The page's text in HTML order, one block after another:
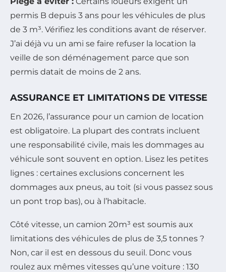
permis B depuis 3 ans pour les véhicules de plus
de 3 m³. Vérifiez les conditions avant de réserver.
J’ai déjà vu un ami se faire refuser la location la
veille de son déménagement parce que son
permis datait de moins de 2 ans.
ASSURANCE ET LIMITATIONS DE VITESSE
En 2026, l’assurance pour un camion de location
est obligatoire. La plupart des contrats incluent
une responsabilité civile, mais les dommages au
véhicule sont souvent en option. Lisez les petites
lignes : certaines exclusions concernent les
dommages aux pneus, au toit (si vous passez sous
un pont trop bas), ou à l’habitacle.
Côté vitesse, un camion 20m³ est soumis aux
limitations des véhicules de plus de 3,5 tonnes ?
Non, car il est en dessous du seuil. Donc vous
roulez aux mêmes vitesses qu’une voiture : 130